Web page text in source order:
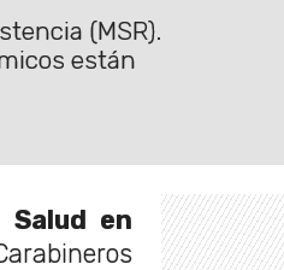
(MSR).
están
Salud en